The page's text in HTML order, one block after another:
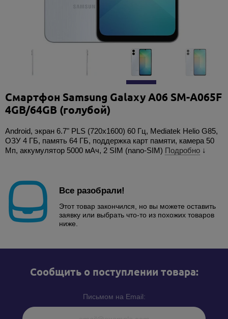
Смартфон Samsung Galaxy A06 SM-A065F
4GB/64GB (голубой)
Android, экран 6.7" PLS (720x1600) 60 Гц, Mediatek Helio G85,
ОЗУ 4 ГБ, память 64 ГБ, поддержка карт памяти, камера 50
Мп, аккумулятор 5000 мАч, 2 SIM (nano-SIM) Подробно ↓
Все разобрали!
Этот товар закончился, но вы можете оставить
заявку или выбрать что-то из похожих товаров
ниже.
Cообщить о поступлении товара:
Письмом на Email: